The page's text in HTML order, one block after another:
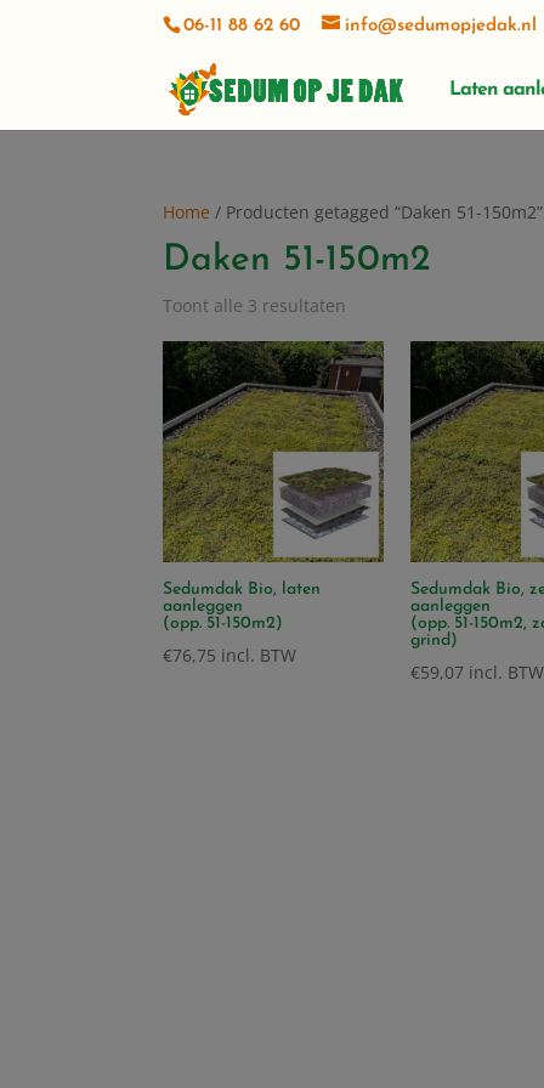
06-11 88 62 60 info@sedumopjedak.nl
Laten
Home / Producten getagged “Daken 51-150m2”
Daken 51-150m2
Toont alle 3 resultaten
Sedumdak Bio, laten
aanleggen
(opp. 51-150m2)
€76,75 incl. BTW
Sedumdak Bio,
aanleggen
(opp. 51-150m2,
grind)
€59,07 incl. BTW